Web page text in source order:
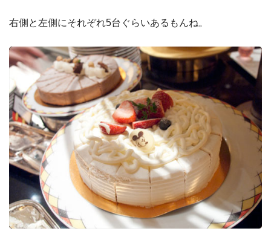
右側と左側にそれぞれ5台ぐらいあるもんね。